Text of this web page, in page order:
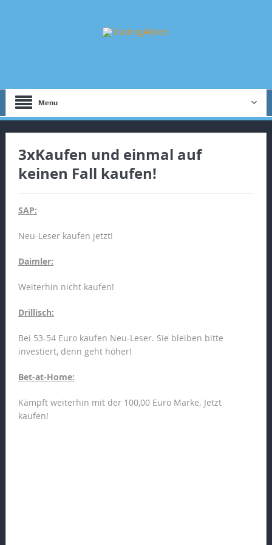
Menu
3xKaufen und einmal auf
keinen Fall kaufen!
SAP:
Neu-Leser kaufen jetzt!
Daimler:
Weiterhin nicht kaufen!
Drillisch:
Bei 53-54 Euro kaufen Neu-Leser. Sie bleiben bitte
investiert, denn geht höher!
Bet-at-Home:
Kämpft weiterhin mit der 100,00 Euro Marke. Jetzt
kaufen!